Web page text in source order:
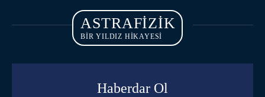
ASTRAFIZIK
BİR YILDIZ HİKAYESİ
Haberdar Ol